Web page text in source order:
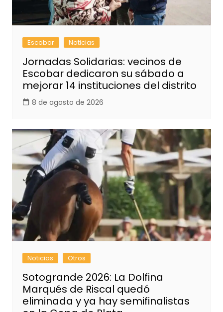
Escobar Noticias
Jornadas Solidarias: vecinos de
Escobar dedicaron su sábado a
mejorar 14 instituciones del distrito
8 de agosto de 2026
Noticias Otros
Sotogrande 2026: La Dolfina
Marqués de Riscal quedó
eliminada y ya hay semifinalistas